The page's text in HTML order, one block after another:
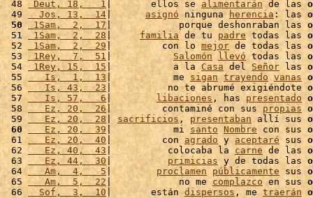
48 Deut, 18,   1 |       ellos se alimentarán de las
49
  Jos, 13,  14
| asignó ninguna herencia : las
50
1Sam,  2,  17 |            porque deshonraban las
51
1Sam,  2,  28 | familia de tu padre todas las
52
1Sam,  2,  29 |         con lo mejor de todas las
53 1Rey,  7,  51 | Salomón llevó todas las
54 1Rey, 15,  15 |           a la Casa del Señor las
55
   Is,  1,  13
|           me sigan trayendo vanas
56
   Is, 43,  23
|          no te abrumé exigiéndote
57
   Is, 57,   6
| libaciones, has presentado
58
   Ez, 20,  26
|         contaminé con sus propias
59
   Ez, 20,  28
| sacrificios , presentaban allí sus
60
   Ez, 20,  39
|           mi santo Nombre con sus
61
   Ez, 20,  40
|         con agrado y aceptaré sus
62
   Ez, 40,  43
|          colocaba la carne de las
63
   Ez, 44,  30
| primicias y de todas las
64
   Am,  4,   5
| proclamen públicamente sus
65
   Am,  5,  22
|            no me complazco en sus
66
  Sof,  3,  10
|       están dispersos, me traerán